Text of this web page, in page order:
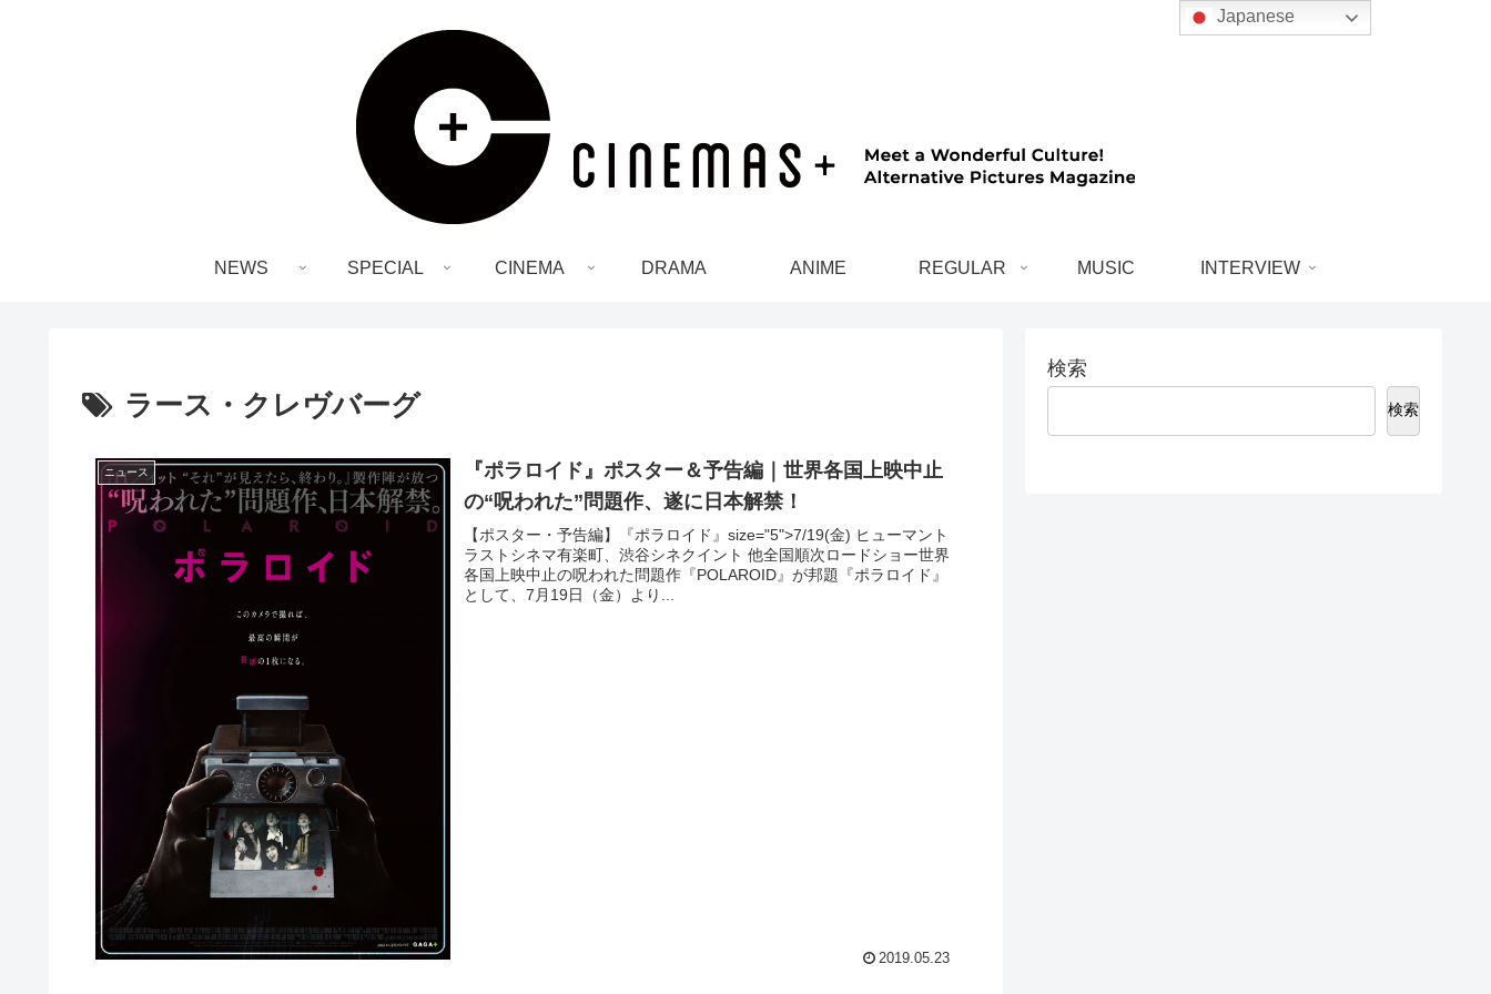
NEWS SPECIAL CINEMA DRAMA ANIME REGULAR MUSIC INTERVIEW
ラース・クレヴバーグ
ニュース
『ポラロイド』ポスター＆予告編｜世界各国上映中止
の“呪われた”問題作、遂に日本解禁！
【ポスター・予告編】『ポラロイド』size="5">7/19(金) ヒューマント
ラストシネマ有楽町、渋谷シネクイント 他全国順次ロードショー世界
各国上映中止の呪われた問題作『POLAROID』が邦題『ポラロイド』
として、7月19日（金）より...
2019.05.23
検索
検索
Japanese